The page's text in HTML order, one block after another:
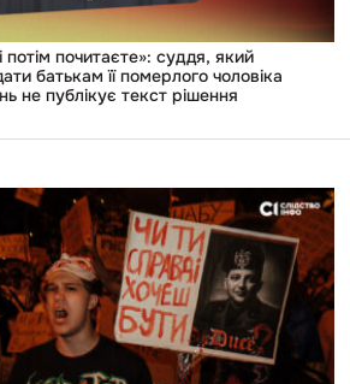
потім почитаєте»: суддя, який
батькам її померлого чоловіка
не публікує текст рішення